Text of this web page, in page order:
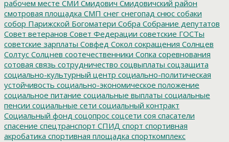
рабочем месте СМИ Смидович Смидовичский район
смотровая площадка СМП снег снегопад снюс собаки
собор Парижской Богоматери Собра Собрание депутатов
Совет ветеранов Совет Федерации советские ГОСТы
советские зарплаты Совфед Сокол сокращения Солнцев
Солтус Солцнев соотечественники Сопка соревнования
сотовая связь сотрудничество соцвыплаты соцзащита
социально-культурный центр социально-политическая
устойчивость социально-экономическое положение
социальное питание социальные выплаты социальные
пенсии социальные сети социальный контракт
Социальный фонд соцопрос соцсети соя спасатели
спасение спецтранспорт СПИД спорт спортивная
акробатика спортивная площадка спорткомплекс